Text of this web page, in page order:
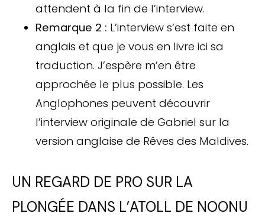
attendent à la fin de l’interview.
Remarque 2 : L’interview s’est faite en
anglais et que je vous en livre ici sa
traduction. J’espère m’en être
approchée le plus possible. Les
Anglophones peuvent découvrir
l’interview originale de Gabriel sur la
version anglaise de Rêves des Maldives.
UN REGARD DE PRO SUR LA
PLONGÉE DANS L’ATOLL DE NOONU